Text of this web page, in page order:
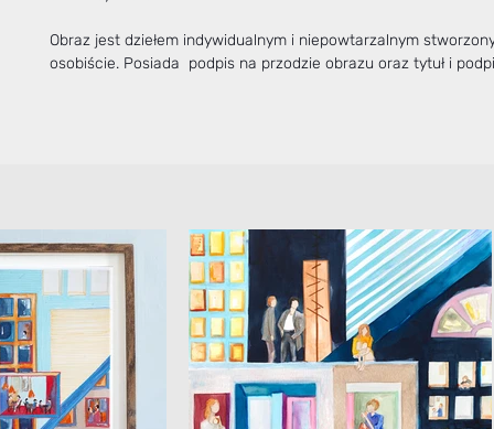
Obraz jest dziełem indywidualnym i niepowtarzalnym
osobiście. Posiada podpis na przodzie obrazu oraz tytuł i